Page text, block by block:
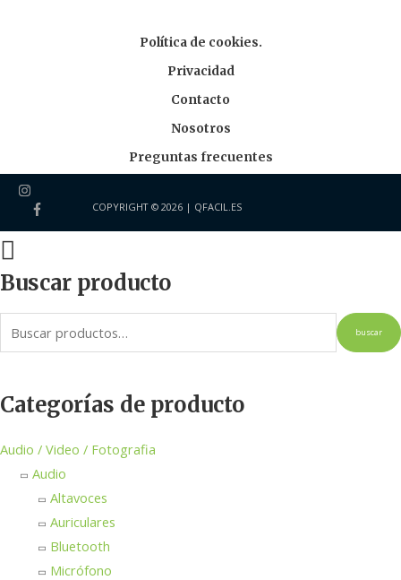
Política de cookies.
Privacidad
Contacto
Nosotros
Preguntas frecuentes
COPYRIGHT © 2026 | QFACIL.ES
Buscar producto
buscar
Categorías de producto
Audio / Video / Fotografia
Audio
Altavoces
Auriculares
Bluetooth
Micrófono